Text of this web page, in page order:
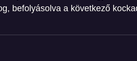
befolyásolva a következő